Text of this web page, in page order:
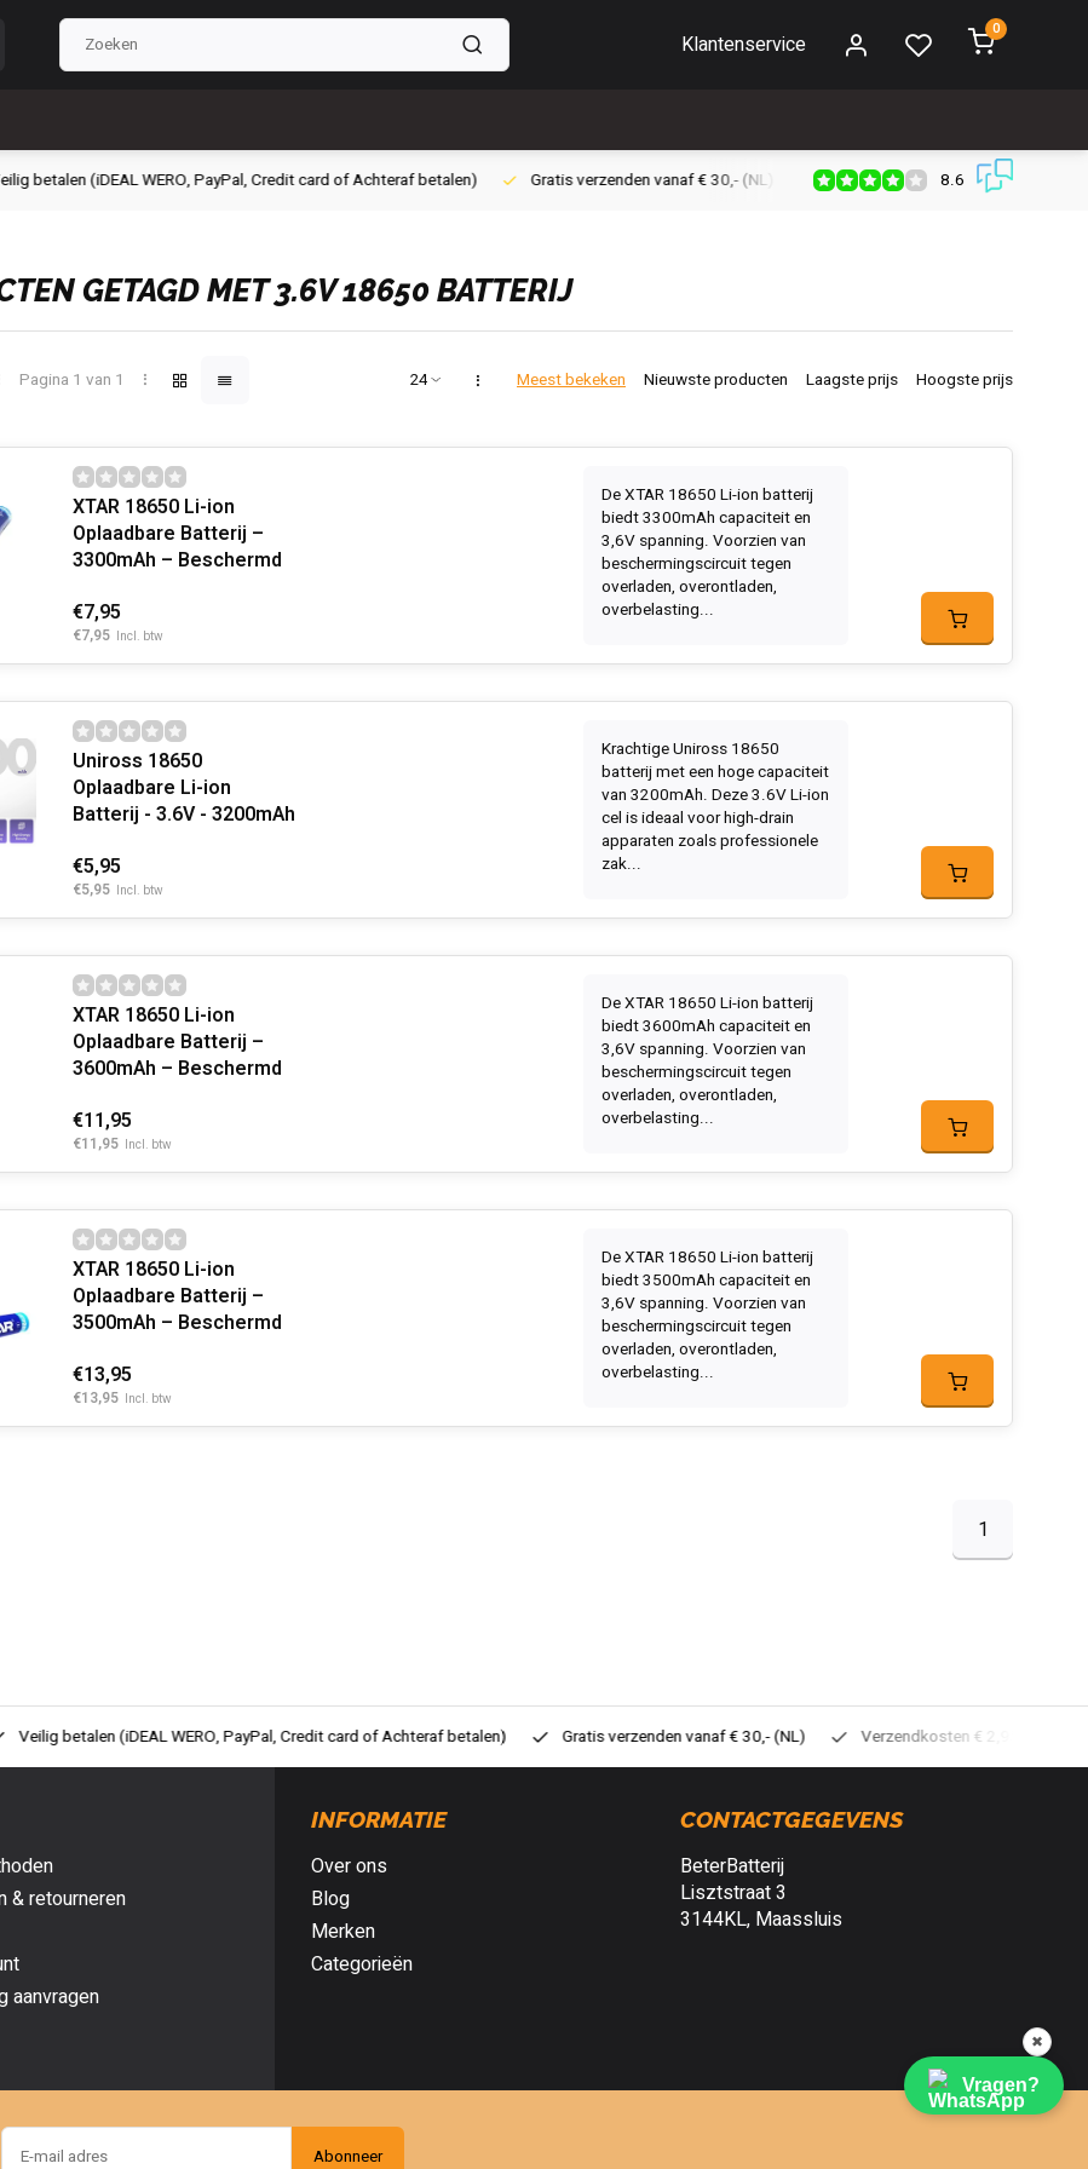
Klantenservice
0
betalen (iDEAL WERO, PayPal, Credit card of Achteraf betalen) Gratis verzenden vanaf € 30,- (NL) Verzendkosten € 2,95 (NL)
8.6
GETAGD MET 3.6V 18650 BATTERIJ
Pagina 1 van 1 Meest bekeken Nieuwste producten Laagste prijs Hoogste prijs
XTAR 18650 Li-ion
Oplaadbare Batterij –
3300mAh – Beschermd
€7,95
€7,95 Incl. btw
De XTAR 18650 Li-ion batterij
biedt 3300mAh capaciteit en
3,6V spanning. Voorzien van
beschermingscircuit tegen
overladen, overontladen,
overbelasting...
Uniross 18650
Oplaadbare Li-ion
Batterij - 3.6V - 3200mAh
€5,95
€5,95 Incl. btw
Krachtige Uniross 18650
batterij met een hoge capaciteit
van 3200mAh. Deze 3.6V Li-ion
cel is ideaal voor high-drain
apparaten zoals professionele
zak...
XTAR 18650 Li-ion
Oplaadbare Batterij –
3600mAh – Beschermd
€11,95
€11,95 Incl. btw
De XTAR 18650 Li-ion batterij
biedt 3600mAh capaciteit en
3,6V spanning. Voorzien van
beschermingscircuit tegen
overladen, overontladen,
overbelasting...
XTAR 18650 Li-ion
Oplaadbare Batterij –
3500mAh – Beschermd
€13,95
€13,95 Incl. btw
De XTAR 18650 Li-ion batterij
biedt 3500mAh capaciteit en
3,6V spanning. Voorzien van
beschermingscircuit tegen
overladen, overontladen,
overbelasting...
1
betalen (iDEAL WERO, PayPal, Credit card of Achteraf betalen) Gratis verzenden vanaf € 30,- (NL) Verzendkosten € 2,95 (NL)
& retourneren
aanvragen
INFORMATIE
Over ons
Blog
Merken
Categorieën
CONTACTGEGEVENS
BeterBatterij
Lisztstraat 3
3144KL, Maassluis
Abonneer
✖
Vragen?